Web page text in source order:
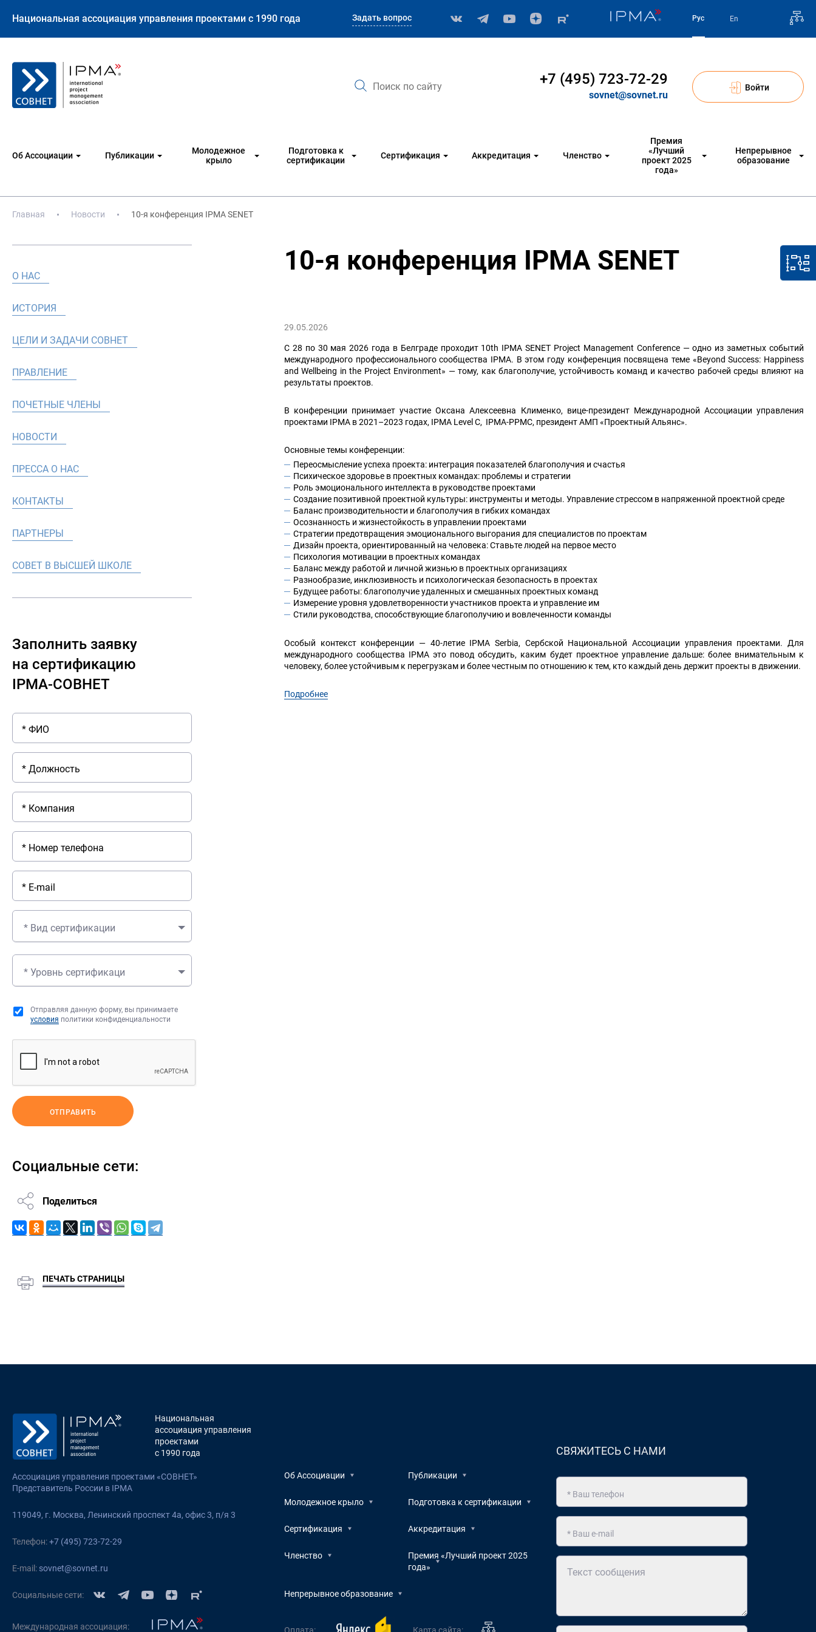
Национальная ассоциация управления проектами с 1990 года Задать вопрос Рус En
+7 (495) 723-72-29
sovnet@sovnet.ru
Войти
Об Ассоциации Публикации
Молодежное
крыло
Подготовка к
сертификации
Сертификация Аккредитация Членство
Премия
«Лучший
проект 2025
года»
Непрерывное
образование
Главная Новости 10-я конференция IPMA SENET
О НАС
ИСТОРИЯ
ЦЕЛИ И ЗАДАЧИ СОВНЕТ
ПРАВЛЕНИЕ
ПОЧЕТНЫЕ ЧЛЕНЫ
НОВОСТИ
ПРЕССА О НАС
КОНТАКТЫ
ПАРТНЕРЫ
СОВЕТ В ВЫСШЕЙ ШКОЛЕ
Заполнить заявку
на сертификацию
IPMA-СОВНЕТ
* Вид сертификации
* Уровнь сертификаци
Отправляя данную форму, вы принимаете
условия политики конфиденциальности
ОТПРАВИТЬ
Социальные сети:
Поделиться
ПЕЧАТЬ СТРАНИЦЫ
10-я конференция IPMA SENET
29.05.2026
С 28 по 30 мая 2026 года в Белграде проходит 10th IPMA SENET Project Management Conference — одно из заметных событий
международного профессионального сообщества IPMA. В этом году конференция посвящена теме «Beyond Success: Happiness
and Wellbeing in the Project Environment» — тому, как благополучие, устойчивость команд и качество рабочей среды влияют на
результаты проектов.
В конференции принимает участие Оксана Алексеевна Клименко, вице-президент Международной Ассоциации управления
проектами IPMA в 2021–2023 годах, IPMA Level C, IPMA-PPMC, президент АМП «Проектный Альянс».
Основные темы конференции:
Переосмысление успеха проекта: интеграция показателей благополучия и счастья
Психическое здоровье в проектных командах: проблемы и стратегии
Роль эмоционального интеллекта в руководстве проектами
Создание позитивной проектной культуры: инструменты и методы. Управление стрессом в напряженной проектной среде
Баланс производительности и благополучия в гибких командах
Осознанность и жизнестойкость в управлении проектами
Стратегии предотвращения эмоционального выгорания для специалистов по проектам
Дизайн проекта, ориентированный на человека: Ставьте людей на первое место
Психология мотивации в проектных командах
Баланс между работой и личной жизнью в проектных организациях
Разнообразие, инклюзивность и психологическая безопасность в проектах
Будущее работы: благополучие удаленных и смешанных проектных команд
Измерение уровня удовлетворенности участников проекта и управление им
Стили руководства, способствующие благополучию и вовлеченности команды
Особый контекст конференции — 40-летие IPMA Serbia, Сербской Национальной Ассоциации управления проектами. Для
международного сообщества IPMA это повод обсудить, каким будет проектное управление дальше: более внимательным к
человеку, более устойчивым к перегрузкам и более честным по отношению к тем, кто каждый день держит проекты в движении.
Подробнее
Национальная
ассоциация управления
проектами
с 1990 года
Ассоциация управления проектами «СОВНЕТ»
Представитель России в IPMA
119049, г. Москва, Ленинский проспект 4а, офис 3, п/я 3
Телефон:+7 (495) 723-72-29
E-mail: sovnet@sovnet.ru
Социальные сети:
Международная ассоциация:
Об Ассоциации Публикации
Молодежное крыло Подготовка к сертификации
Сертификация Аккредитация
Членство
Премия «Лучший проект 2025
года»
Непрерывное образование
Оплата: Карта сайта:
СВЯЖИТЕСЬ С НАМИ